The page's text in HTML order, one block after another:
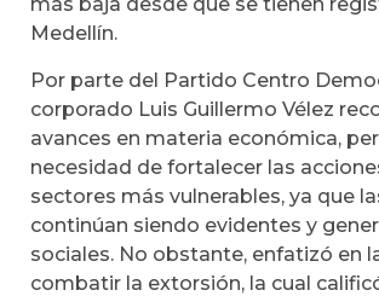
Medellín.
Por parte del Partido Centro
corporado Luis Guillermo Vélez
avances en materia económica,
necesidad de fortalecer las
sectores más vulnerables, ya que
continúan siendo evidentes y
sociales. No obstante, enfatizó en
combatir la extorsión, la cual